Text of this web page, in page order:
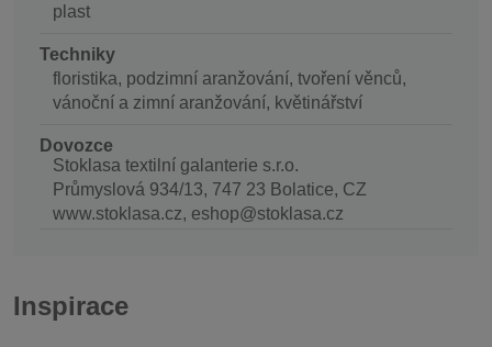
plast
Techniky
floristika, podzimní aranžování, tvoření věnců,
vánoční a zimní aranžování, květinářství
Dovozce
Stoklasa textilní galanterie s.r.o.
Průmyslová 934/13, 747 23 Bolatice, CZ
www.stoklasa.cz, eshop@stoklasa.cz
Inspirace